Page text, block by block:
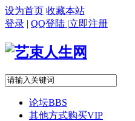
设为首页 收藏本站
登录 | QQ登陆 |立即注册
论坛BBS
其他方式购买VIP